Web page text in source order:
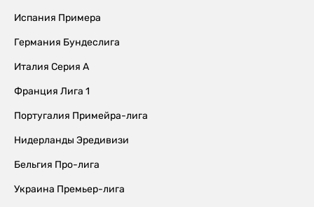
Испания Примера
Германия Бундеслига
Италия Серия А
Франция Лига 1
Португалия Примейра-лига
Нидерланды Эредивизи
Бельгия Про-лига
Украина Премьер-лига